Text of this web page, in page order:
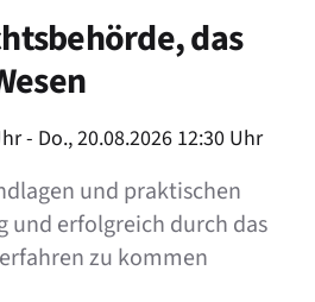
das
- Do., 20.08.2026 12:30 Uhr
und praktischen
und erfolgreich durch das
zu kommen